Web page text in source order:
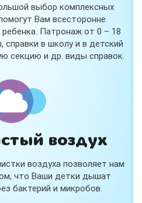
выбор комплексных
Вам всесторонне
Патронаж от 0 – 18
справки в школу и в детский
секцию и др. виды справок.
воздух
воздуха позволяет нам
что Ваши детки дышат
бактерий и микробов.